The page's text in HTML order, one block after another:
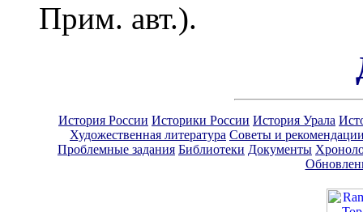
Прим. авт.).
История России Историки России История Урала
Художественная литература Советы и
Проблемные задания Библиотеки Документы